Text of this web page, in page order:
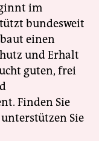
im
bundesweit
einen
und Erhalt
guten, frei
Finden Sie
Sie